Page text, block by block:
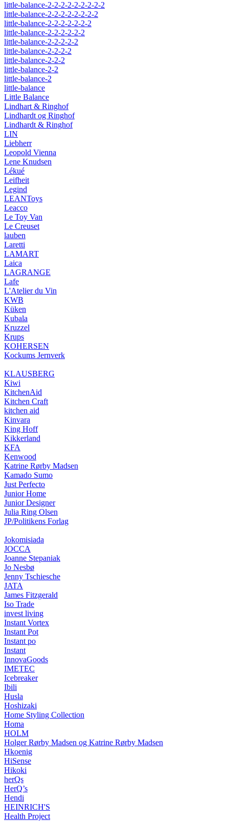
little-balance-2-2-2-2-2-2-2-2-2
little-balance-2-2-2-2-2-2-2-2
little-balance-2-2-2-2-2-2-2
little-balance-2-2-2-2-2-2
little-balance-2-2-2-2-2
little-balance-2-2-2-2
little-balance-2-2-2
little-balance-2-2
little-balance-2
little-balance
Little Balance
Lindhart & Ringhof
Lindhardt og Ringhof
Lindhardt & Ringhof
LIN
Liebherr
Leopold Vienna
Lene Knudsen
Lékué
Leifheit
Legind
LEANToys
Leacco
Le Toy Van
Le Creuset
lauben
Laretti
LAMART
Laica
LAGRANGE
Lafe
L'Atelier du Vin
KWB
Küken
Kubala
Kruzzel
Krups
KOHERSEN
Kockums Jernverk
KLAUSBERG
Kiwi
KitchenAid
Kitchen Craft
kitchen aid
Kinvara
King Hoff
Kikkerland
KFA
Kenwood
Katrine Rørby Madsen
Kamado Sumo
Just Perfecto
Junior Home
Junior Designer
Julia Ring Olsen
JP/Politikens Forlag
Jokomisiada
JOCCA
Joanne Stepaniak
Jo Nesbø
Jenny Tschiesche
JATA
James Fitzgerald
Iso Trade
invest living
Instant Vortex
Instant Pot
Instant po
Instant
InnovaGoods
IMETEC
Icebreaker
Ibili
Husla
Hoshizaki
Home Styling Collection
Homa
HOLM
Holger Rørby Madsen og Katrine Rørby Madsen
Hkoenig
HiSense
Hikoki
herQs
HerQ’s
Hendi
HEINRICH'S
Health Project